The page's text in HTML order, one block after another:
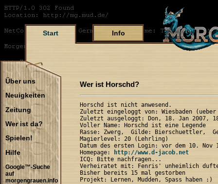
Start Info
Über uns
Neuigkeiten
Zeitung
Wer ist da?
Spielen!
Hilfe
Google™-Suche
auf
morgengrauen.info
Wer ist Horschd?
Horschd ist nicht anwesend.
Zuletzt eingeloggt von: Wiesbaden
Zuletzt ausgeloggt: Don, 18. Jan 2007,
Voller Name: Horschd ist eine Legende
Rasse: Zwerg,  Gilde: Bierschuettler,
Magierlevel: 20 (Lehrling)
Datum des ersten Login: vor dem 10. Nov
Homepage:
http://www.d-jacob.net
ICQ: Bitte nachfragen...
Verheiratet mit: Fenris' unheimlich
Bisher bereits 15 mal gestorben